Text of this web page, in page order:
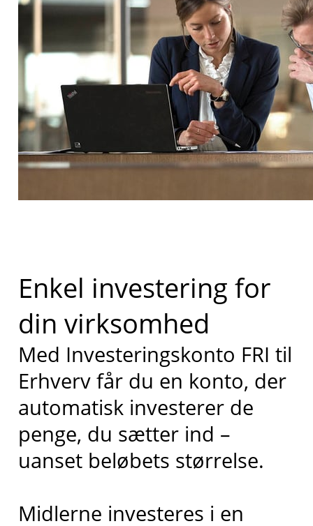
Enkel investering for
din virksomhed
Med Investeringskonto FRI til
Erhverv får du en konto, der
automatisk investerer de
penge, du sætter ind –
uanset beløbets størrelse.
Midlerne investeres i en